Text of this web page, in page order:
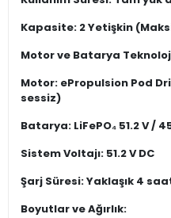
Kapasite: 2 Yetişkin
Motor ve Batarya
Motor: ePropulsion Pod
sessiz)
Batarya: LiFePO₄ 51.2 V /
Sistem Voltajı: 51.2 V DC
Şarj Süresi: Yaklaşık 4
Boyutlar ve Ağırlık: